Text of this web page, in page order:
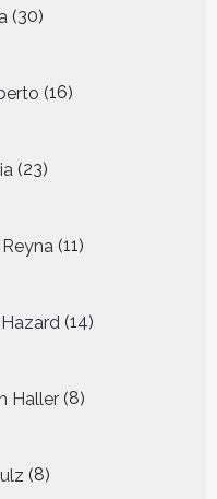
30
producten
16
producten
23
producten
11
producten
14
producten
Haller 8
producten
8
producten